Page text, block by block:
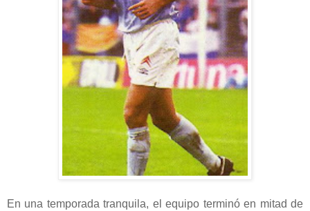
En una temporada tranquila, el equipo terminó en mitad de